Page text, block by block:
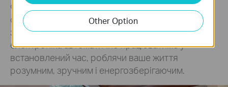
Функції розкладу та таймера дозволяють
створювати тижневий розклад і плани
зворотного відліку. Уся ваша підключена
електроніка автоматично працюватиме у
встановлений час, роблячи ваше життя
розумним, зручним і енергозберігаючим.
Other Option